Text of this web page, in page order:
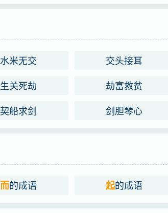
水米无交
交头接耳
生关死劫
劫富救贫
契船求剑 剑胆琴心
而的成语 起的成语